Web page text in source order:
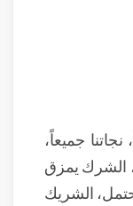
نجاتنا جميعاً،
الشرك يمزق
الشريك